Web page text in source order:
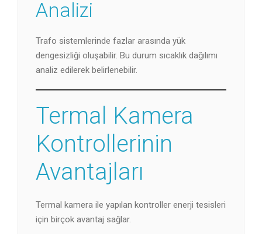
Analizi
Trafo sistemlerinde fazlar arasında yük
dengesizliği oluşabilir. Bu durum sıcaklık dağılımı
analiz edilerek belirlenebilir.
Termal Kamera
Kontrollerinin
Avantajları
Termal kamera ile yapılan kontroller enerji tesisleri
için birçok avantaj sağlar.